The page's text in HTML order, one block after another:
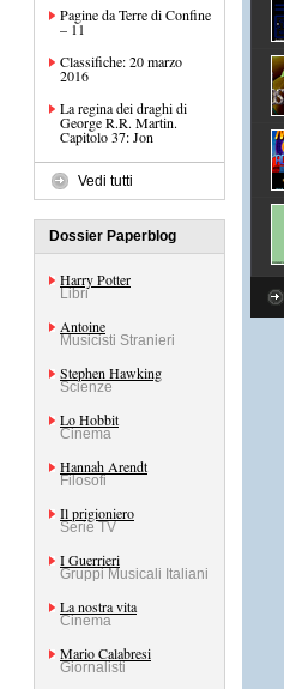
Pagine da Terre di Confine
– 11
Classifiche: 20 marzo
2016
La regina dei draghi di
George R.R. Martin.
Capitolo 37: Jon
Vedi tutti
Dossier Paperblog
Harry Potter
Libri
Antoine
Musicisti Stranieri
Stephen Hawking
Scienze
Lo Hobbit
Cinema
Hannah Arendt
Filosofi
Il prigioniero
Serie TV
I Guerrieri
Gruppi Musicali Italiani
La nostra vita
Cinema
Mario Calabresi
Giornalisti